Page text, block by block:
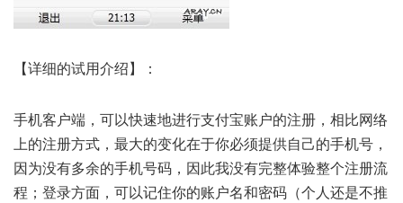
【详细的试用介绍】：
手机客户端，可以快速地进行支付宝账户的注册，相比网络
上的注册方式，最大的变化在于你必须提供自己的手机号，
因为没有多余的手机号码，因此我没有完整体验整个注册流
程；登录方面，可以记住你的账户名和密码（个人还是不推